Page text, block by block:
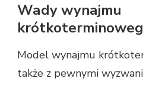
Wady wynajmu
Model wynajmu
także z pewnymi